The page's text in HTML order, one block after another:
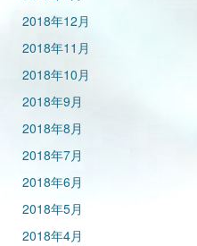
2018年12月
2018年11月
2018年10月
2018年9月
2018年8月
2018年7月
2018年6月
2018年5月
2018年4月